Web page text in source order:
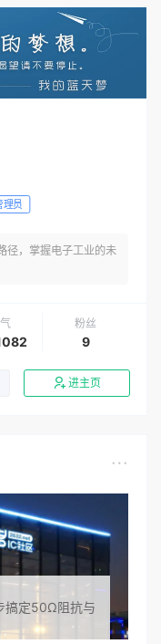
理员
径，掌握电子工业的未
粉丝
9
进主页
搞定50Ω阻抗与